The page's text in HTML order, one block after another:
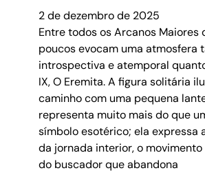
2 de dezembro de 2025
Entre todos os Arcanos Maiores
poucos evocam uma atmosfera
introspectiva e atemporal
IX, O Eremita. A figura solitária
caminho com uma pequena
representa muito mais do que
símbolo esotérico; ela expressa
da jornada interior, o
do buscador que abandona